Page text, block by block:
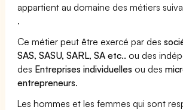
appartient au domaine des métiers
.
Ce métier peut être exercé par des
SAS, SASU, SARL, SA etc.. ou des
des Entreprises individuelles ou des
entrepreneurs.
Les hommes et les femmes qui sont